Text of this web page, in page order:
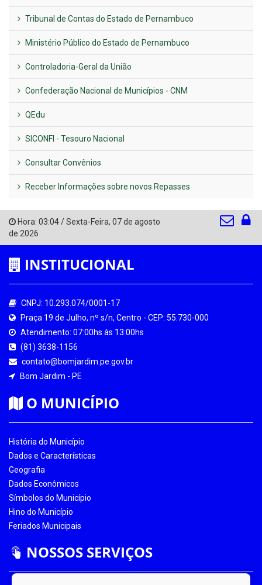
Tribunal de Contas do Estado de Pernambuco
Ministério Público do Estado de Pernambuco
Controladoria-Geral da União
Confederação Nacional de Municípios - CNM
QEdu
SICONFI - Tesouro Nacional
Consultar Convênios
Receber Informações sobre novos Repasses
Hora: 03:04/Sexta-Feira, 07 de agosto
de 2026
INSTITUCIONAL
CNPJ: 10.293.074/0001-17
Praça 19 de Julho, nº s/n, Centro - CEP: 55.730-000
Atendimento: 07:00hs às 13:00hs
(81) 3638-1156
contato@bomjardim.pe.gov.br
Bom Jardim - PE
O MUNICÍPIO
História do Município
Dados e Características
Geografia
Dados Econômicos
Símbolos do Município
Hino do Município
Feriados Municipais
NOSSOS SERVIÇOS